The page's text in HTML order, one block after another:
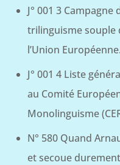
J° 001 3 Campagne
trilinguisme souple
l’Union Européenne.
J° 001 4 Liste
au Comité
Monolinguisme
N° 580 Quand
et secoue